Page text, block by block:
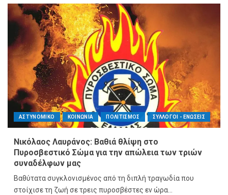
ΑΣΤΥΝΟΜΙΚΟ ΚΟΙΝΩΝΙΑ ΠΟΛΙΤΙΣΜΟΣ ΣΥΛΛΟΓΟΙ - ΕΝΩΣΕΙΣ
Νικόλαος Λαυράνος: Βαθιά θλίψη στο
Πυροσβεστικό Σώμα για την απώλεια των τριών
συναδέλφων μας
Βαθύτατα συγκλονισμένος από τη διπλή τραγωδία που
στοίχισε τη ζωή σε τρεις πυροσβέστες εν ώρα...